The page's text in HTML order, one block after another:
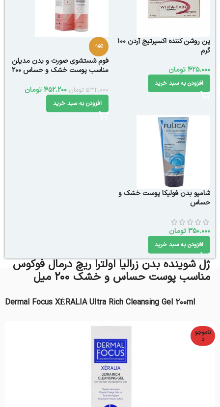
پن روشن کننده اکسپرتیج آردن 100
گرم
425.000تومان
افزودن به سبد خرید
-15%
فوم شستشوی صورت و بدن مدیلن
مناسب پوست خشک و حساس ۲۰۰
532.000 تومان 452.200تومان
افزودن به سبد خرید
شامپو بدن فولیکا پوست خشک و
حساس
350.000تومان
افزودن به سبد خرید
ژل شوینده بدن زرالیا اولترا ریچ درمال فوکوس
مناسب پوست حساس و خشک 200 میل
Dermal Focus XÉRALIA Ultra Rich Cleansing Gel 200ml
ناموجو
د